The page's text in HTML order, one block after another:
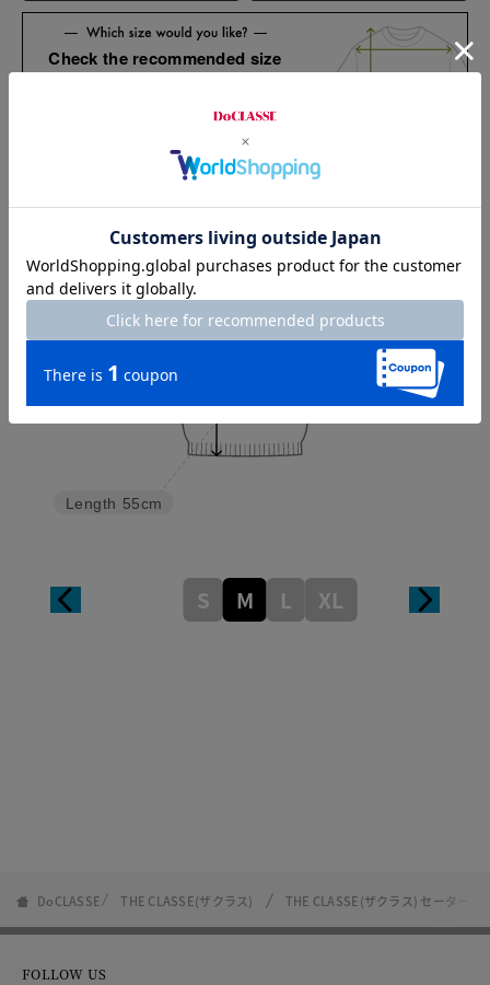
Check the recommended size
Sleeve length
Length 55cm
42.5cm
Shoulder width 35cm
S M L XL
DoCLASSE THE CLASSE(ザクラス) THE CLASSE(ザクラス) セーター・
FOLLOW US